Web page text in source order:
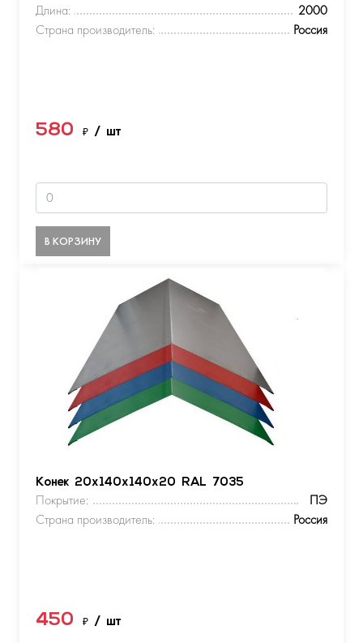
Длина:
2000
Страна производитель:
Россия
580 ₽ / шт
В КОРЗИНУ
Конек 20х140х140х20 RAL 7035
Покрытие:
ПЭ
Страна производитель:
Россия
450 ₽ / шт